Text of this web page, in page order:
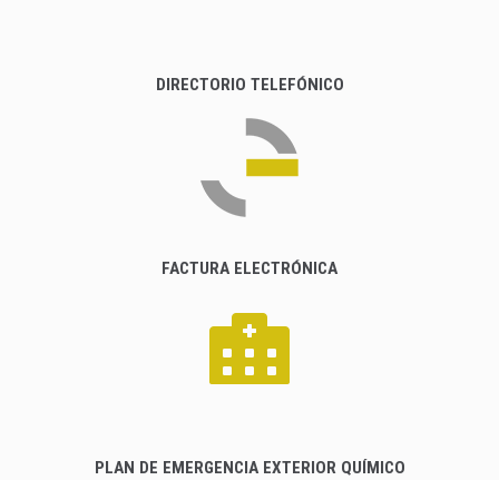
DIRECTORIO TELEFÓNICO
FACTURA ELECTRÓNICA
PLAN DE EMERGENCIA EXTERIOR QUÍMICO